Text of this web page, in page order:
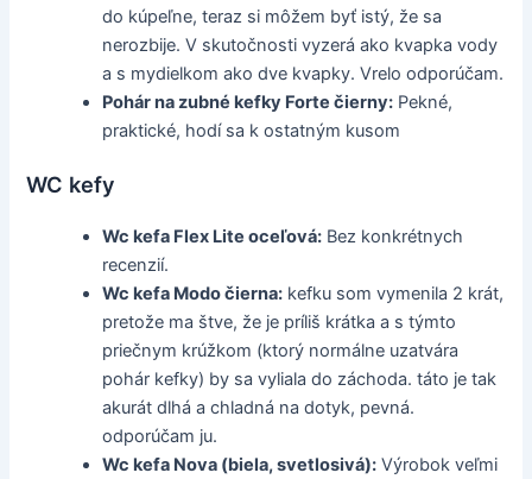
do kúpeľne, teraz si môžem byť istý, že sa
nerozbije. V skutočnosti vyzerá ako kvapka vody
a s mydielkom ako dve kvapky. Vrelo odporúčam.
Pohár na zubné kefky Forte čierny: Pekné,
praktické, hodí sa k ostatným kusom
WC kefy
Wc kefa Flex Lite oceľová: Bez konkrétnych
recenzií.
Wc kefa Modo čierna: kefku som vymenila 2 krát,
pretože ma štve, že je príliš krátka a s týmto
priečnym krúžkom (ktorý normálne uzatvára
pohár kefky) by sa vyliala do záchoda. táto je tak
akurát dlhá a chladná na dotyk, pevná.
odporúčam ju.
Wc kefa Nova (biela, svetlosivá): Výrobok veľmi